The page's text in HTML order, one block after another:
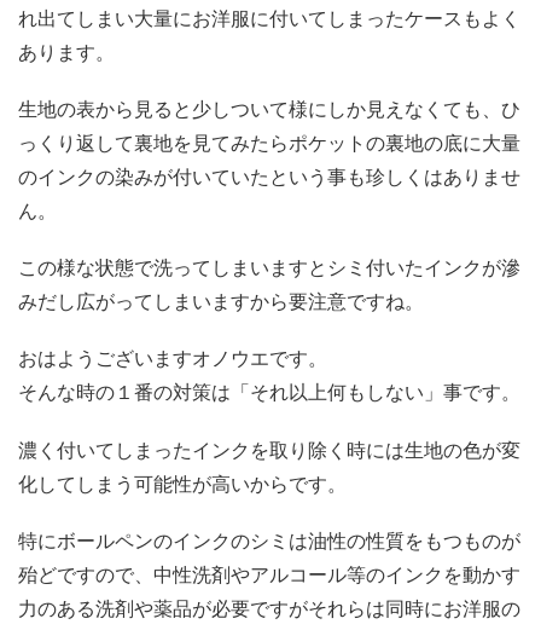
れ出てしまい大量にお洋服に付いてしまったケースもよく
あります。
生地の表から見ると少しついて様にしか見えなくても、ひ
っくり返して裏地を見てみたらポケットの裏地の底に大量
のインクの染みが付いていたという事も珍しくはありませ
ん。
この様な状態で洗ってしまいますとシミ付いたインクが滲
みだし広がってしまいますから要注意ですね。
おはようございますオノウエです。
そんな時の１番の対策は「それ以上何もしない」事です。
濃く付いてしまったインクを取り除く時には生地の色が変
化してしまう可能性が高いからです。
特にボールペンのインクのシミは油性の性質をもつものが
殆どですので、中性洗剤やアルコール等のインクを動かす
力のある洗剤や薬品が必要ですがそれらは同時にお洋服の